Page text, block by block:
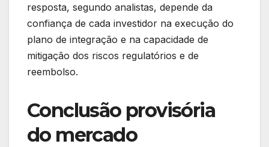
resposta, segundo analistas, depende da
confiança de cada investidor na execução do
plano de integração e na capacidade de
mitigação dos riscos regulatórios e de
reembolso.
Conclusão provisória
do mercado